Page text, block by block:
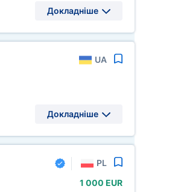
Докладніше
UA
Докладніше
PL
1 000 EUR